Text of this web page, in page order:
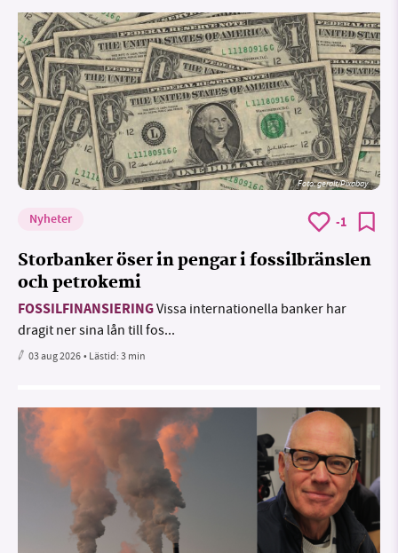
Foto:geralt/Pixabay
Nyheter -1
Storbanker öser in pengar i fossilbränslen
och petrokemi
FOSSILFINANSIERINGVissa internationella banker har
dragit ner sina lån till fos...
03 aug 2026• Lästid:3 min